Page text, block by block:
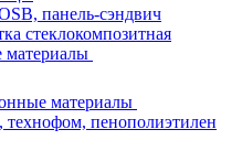
панель-сэндвич
стеклокомпозитная
материалы
пенополиэтилен